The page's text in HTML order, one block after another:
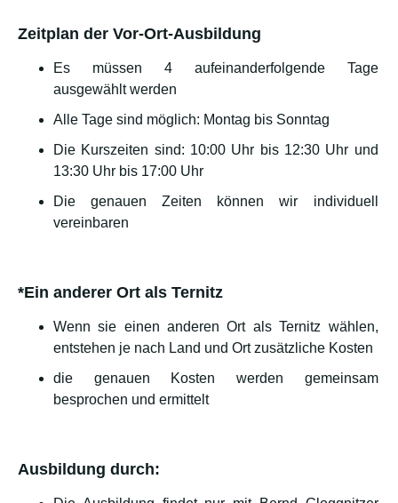
Zeitplan der Vor-Ort-Ausbildung
Es müssen 4 aufeinanderfolgende Tage
ausgewählt werden
Alle Tage sind möglich: Montag bis Sonntag
Die Kurszeiten sind: 10:00 Uhr bis 12:30 Uhr und
13:30 Uhr bis 17:00 Uhr
Die genauen Zeiten können wir individuell
vereinbaren
*Ein anderer Ort als Ternitz
Wenn sie einen anderen Ort als Ternitz wählen,
entstehen je nach Land und Ort zusätzliche Kosten
die genauen Kosten werden gemeinsam
besprochen und ermittelt
Ausbildung durch: